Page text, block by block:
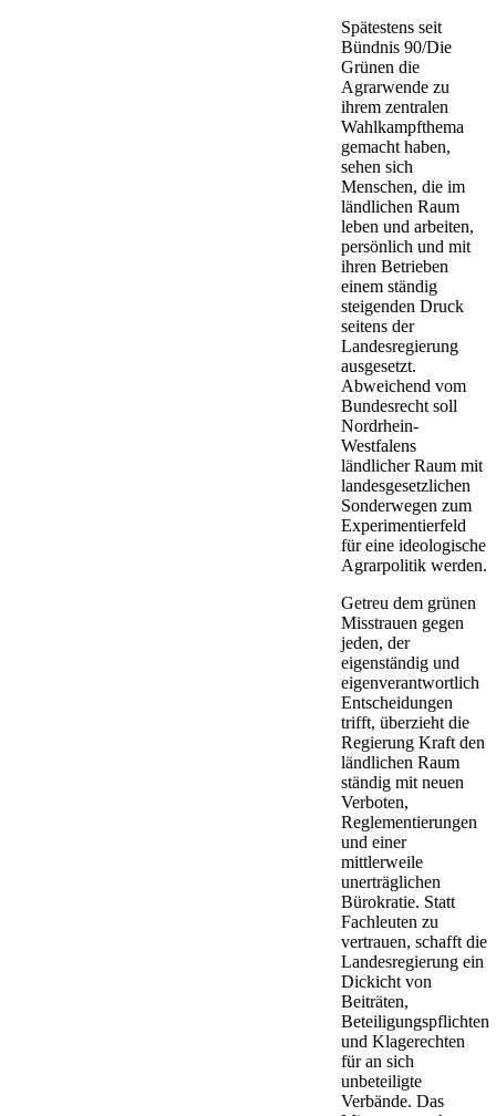
Spätestens seit
Bündnis 90/Die
Grünen die
Agrarwende zu
ihrem zentralen
Wahlkampfthema
gemacht haben,
sehen sich
Menschen, die im
ländlichen Raum
leben und arbeiten,
persönlich und mit
ihren Betrieben
einem ständig
steigenden Druck
seitens der
Landesregierung
ausgesetzt.
Abweichend vom
Bundesrecht soll
Nordrhein-
Westfalens
ländlicher Raum mit
landesgesetzlichen
Sonderwegen zum
Experimentierfeld
für eine ideologische
Agrarpolitik werden.
Getreu dem grünen
Misstrauen gegen
jeden, der
eigenständig und
eigenverantwortlich
Entscheidungen
trifft, überzieht die
Regierung Kraft den
ländlichen Raum
ständig mit neuen
Verboten,
Reglementierungen
und einer
mittlerweile
unerträglichen
Bürokratie. Statt
Fachleuten zu
vertrauen, schafft die
Landesregierung ein
Dickicht von
Beiträten,
Beteiligungspflichten
und Klagerechten
für an sich
unbeteiligte
Verbände. Das